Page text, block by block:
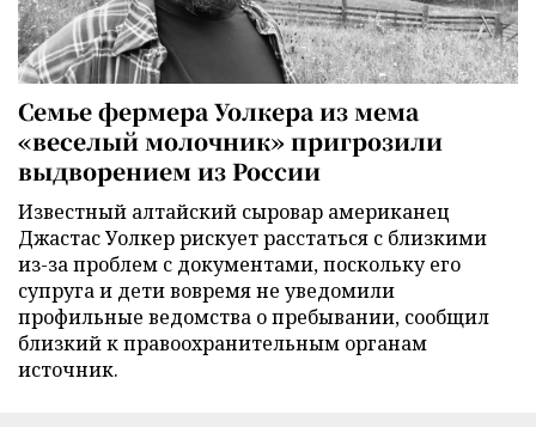
Семье фермера Уолкера из мема
«веселый молочник» пригрозили
выдворением из России
Известный алтайский сыровар американец
Джастас Уолкер рискует расстаться с близкими
из-за проблем с документами, поскольку его
супруга и дети вовремя не уведомили
профильные ведомства о пребывании, сообщил
близкий к правоохранительным органам
источник.